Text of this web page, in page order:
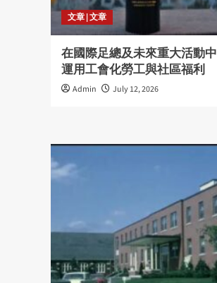
文章 | 文章
在國際足總及未來重大活動中
運用工會化勞工與社區福利
Admin July 12, 2026